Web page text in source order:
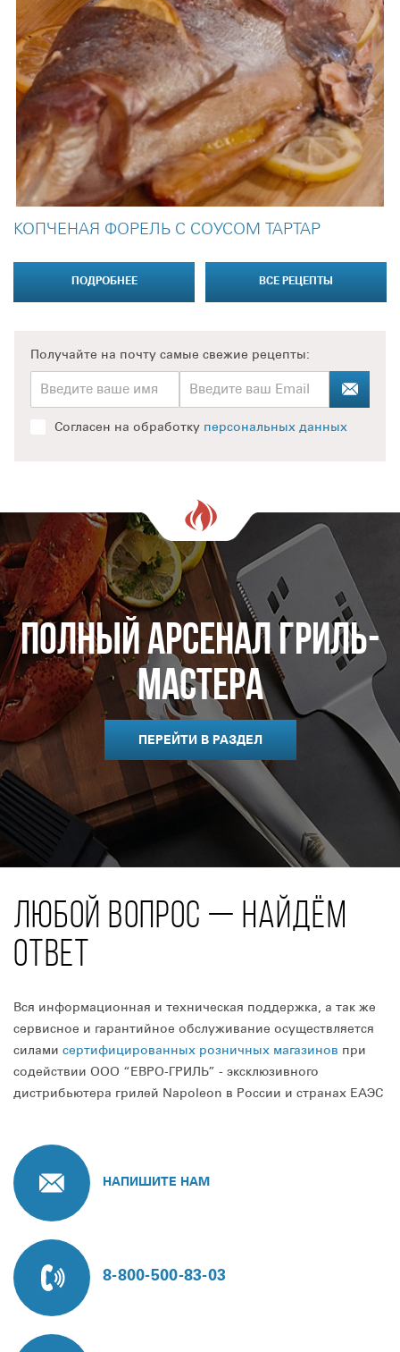
NAPOLEON® ROGUE 625 SE позволит воплотить в жизнь
огромное количество кулинарных рецептов и абсолютно
точно удовлетворит гастрономические запросы
продвинутых поваров.
Качество грилей NAPOLEON® серии ROGUE
подтверждается внушительной гарантией. Этот гриль
будет надёжно служить вам десятки лет, а не несколько
сезонов!
Если у вас остались вопросы по данной модели или
нашим официальным партнёрам в вашем регионе!
КОПЧЕНАЯ ФОРЕЛЬ С СОУСОМ ТАРТАР
ПОДРОБНЕЕ ВСЕ РЕЦЕПТЫ
Получайте на почту самые свежие рецепты:
Согласен на обработку персональных данных
Полный арсенал гриль-
мастера
ПЕРЕЙТИ В РАЗДЕЛ
ЛЮБОЙ ВОПРОС — НАЙДЁМ
ОТВЕТ
Вся информационная и техническая поддержка, а так же
сервисное и гарантийное обслуживание осуществляется
силами сертифицированных розничных магазинов при
содействии ООО “ЕВРО-ГРИЛЬ” - эксклюзивного
дистрибьютера грилей Napoleon в России и странах ЕАЭС
НАПИШИТЕ НАМ
8-800-500-83-03